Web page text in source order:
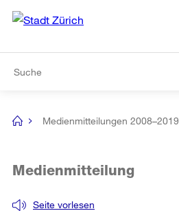
Navigation
[no
Medienmitteilungen 2008–2019
Seite vorlesen
Medienmitteilung